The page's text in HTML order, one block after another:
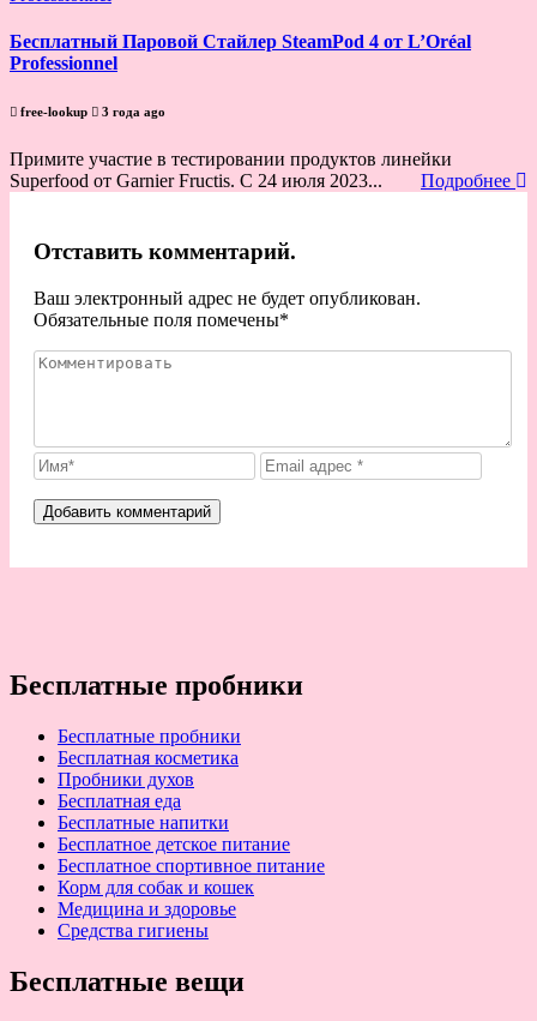
Бесплатный Паровой Стайлер SteamPod 4 от L’Oréal
Professionnel
free-lookup 3 года ago
Примите участие в тестировании продуктов линейки
Superfood от Garnier Fructis. С 24 июля 2023...
Подробнее
Отставить комментарий.
Ваш электронный адрес не будет опубликован.
Обязательные поля помечены*
Бесплатные пробники
Бесплатные пробники
Бесплатная косметика
Пробники духов
Бесплатная еда
Бесплатные напитки
Бесплатное детское питание
Бесплатное спортивное питание
Корм для собак и кошек
Медицина и здоровье
Средства гигиены
Бесплатные вещи